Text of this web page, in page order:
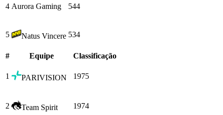
4 Aurora Gaming 544
5 Natus Vincere 534
# Equipe Сlassificação
1 PARIVISION 1975
2 Team Spirit 1974